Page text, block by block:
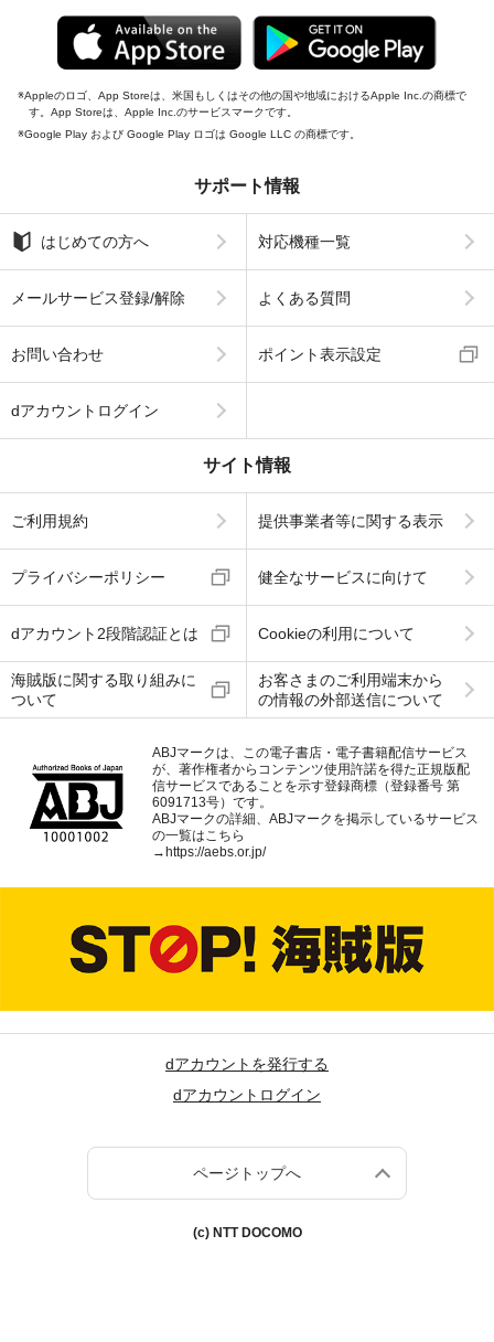
Appleのロゴ、App Storeは、米国もしくはその他の国や地域におけるApple Inc.の商標で
す。App Storeは、Apple Inc.のサービスマークです。
Google Play および Google Play ロゴは Google LLC の商標です。
サポート情報
はじめての方へ 対応機種一覧
メールサービス登録/解除 よくある質問
お問い合わせ ポイント表示設定
dアカウントログイン
サイト情報
ご利用規約 提供事業者等に関する表示
プライバシーポリシー 健全なサービスに向けて
dアカウント2段階認証とは Cookieの利用について
海賊版に関する取り組みに
ついて
お客さまのご利用端末から
の情報の外部送信について
ABJマークは、この電子書店・電子書籍配信サービス
が、著作権者からコンテンツ使用許諾を得た正規版配
信サービスであることを示す登録商標（登録番号 第
6091713号）です。
ABJマークの詳細、ABJマークを掲示しているサービス
の一覧はこちら
→ https://aebs.or.jp/
dアカウントを発行する
dアカウントログイン
ページトップへ
(c) NTT DOCOMO